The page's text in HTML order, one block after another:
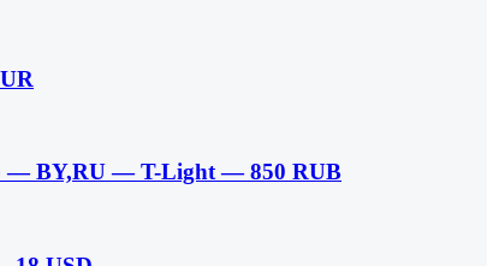
— BY,RU — T-Light — 850 RUB